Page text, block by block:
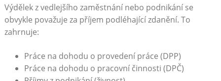
Výdělek z ⁢vedlejšího⁢ zaměstnání⁤ nebo podnikání se
obvykle‌ považuje ‍za příjem podléhající zdanění. To
⁤zahrnuje:
Práce na dohodu⁣ o provedení práce (DPP)
Práce na dohodu o‌ pracovní činnosti (DPČ)